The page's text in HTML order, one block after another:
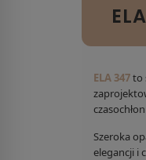
ELA 347to
Szeroka
elegancji i